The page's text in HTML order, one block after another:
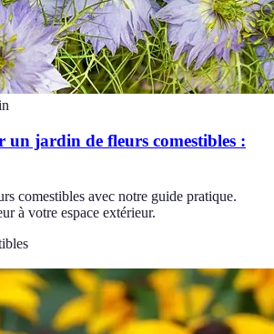
un jardin de fleurs comestibles :
comestibles avec notre guide pratique.
à votre espace extérieur.